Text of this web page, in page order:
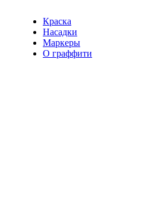
Краска
Насадки
Маркеры
О граффити